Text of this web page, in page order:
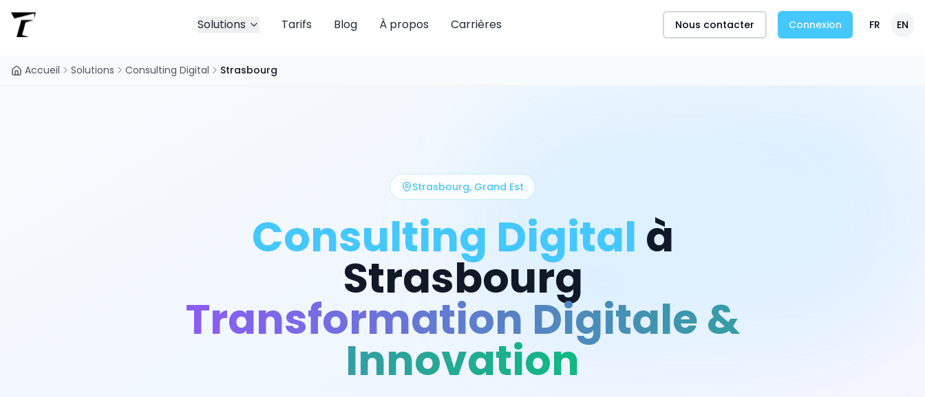
Solutions Tarifs Blog À propos Carrières Nous contacter Connexion FR EN
Accueil Solutions Consulting Digital Strasbourg
Strasbourg, Grand Est
Consulting Digital à
Strasbourg
Transformation Digitale &
Innovation